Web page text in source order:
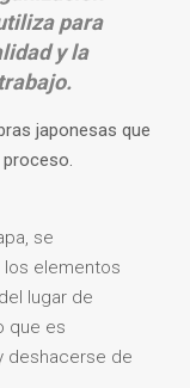
para
y la
japonesas que
se
los elementos
lugar de
que es
deshacerse de